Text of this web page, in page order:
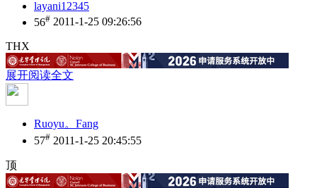
layani12345
56# 2011-1-25 09:26:56
THX
展开阅读全文
Ruoyu。Fang
57# 2011-1-25 20:45:55
顶